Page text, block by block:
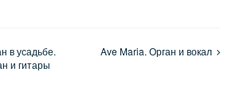
в усадьбе.
и гитары
Ave Maria. Орган и вокал